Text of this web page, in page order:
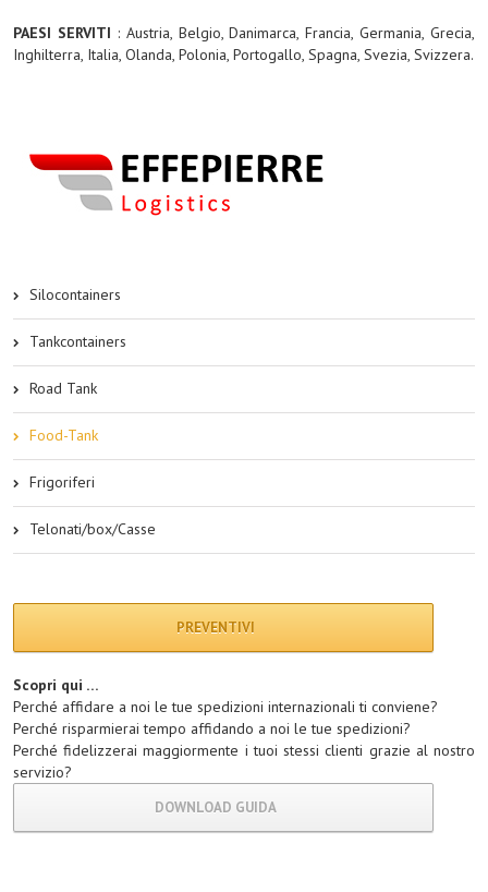
PAESI SERVITI : Austria, Belgio, Danimarca, Francia, Germania, Grecia,
Inghilterra, Italia, Olanda, Polonia, Portogallo, Spagna, Svezia, Svizzera.
Silocontainers
Tankcontainers
Road Tank
Food-Tank
Frigoriferi
Telonati/box/Casse
PREVENTIVI
Scopri qui …
Perché affidare a noi le tue spedizioni internazionali ti conviene?
Perché risparmierai tempo affidando a noi le tue spedizioni?
Perché fidelizzerai maggiormente i tuoi stessi clienti grazie al nostro
servizio?
DOWNLOAD GUIDA